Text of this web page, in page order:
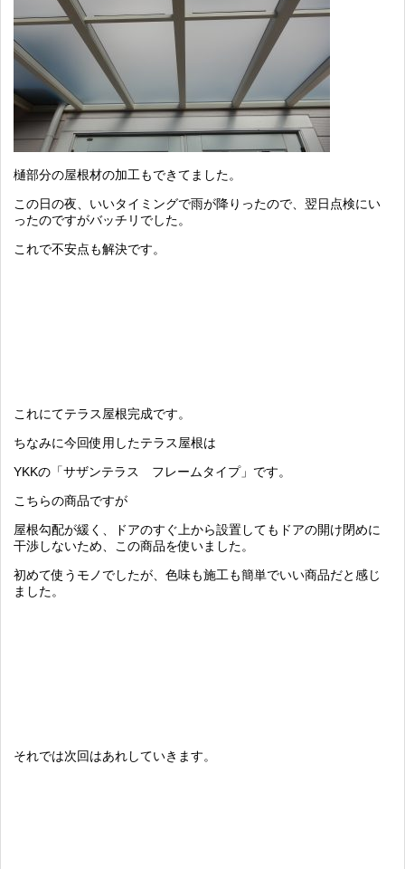
樋部分の屋根材の加工もできてました。
この日の夜、いいタイミングで雨が降りったので、翌日点検にい
ったのですがバッチリでした。
これで不安点も解決です。
これにてテラス屋根完成です。
ちなみに今回使用したテラス屋根は
YKKの「サザンテラス フレームタイプ」です。
こちらの商品ですが
屋根勾配が緩く、ドアのすぐ上から設置してもドアの開け閉めに
干渉しないため、この商品を使いました。
初めて使うモノでしたが、色味も施工も簡単でいい商品だと感じ
ました。
それでは次回はあれしていきます。